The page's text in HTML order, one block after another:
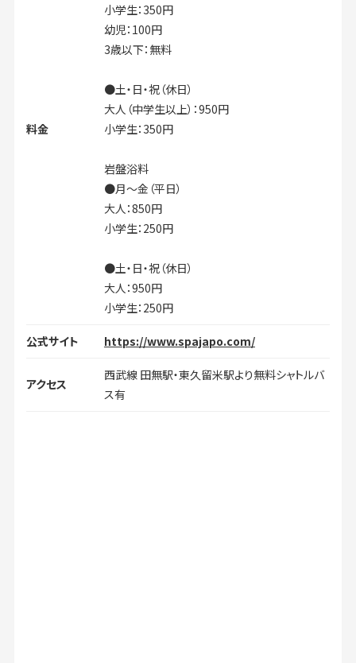
料金
小学生：350円
幼児：100円
3歳以下：無料
●土・日・祝（休日）
大人（中学生以上）：950円
小学生：350円
岩盤浴料
●月～金（平日）
大人：850円
小学生：250円
●土・日・祝（休日）
大人：950円
小学生：250円
公式サイト https://www.spajapo.com/
アクセス
西武線 田無駅・東久留米駅より無料シャトルバ
ス有